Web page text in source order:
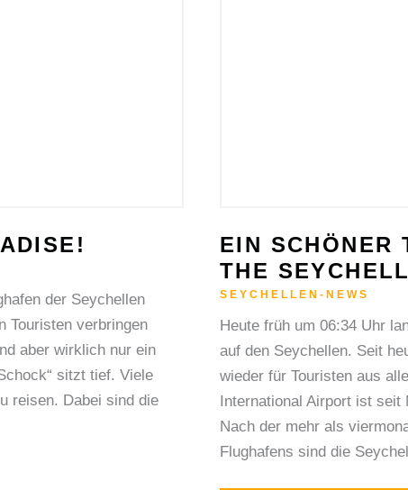
der Seychellen
Touristen verbringen
aber wirklich nur ein
sitzt tief. Viele
reisen. Dabei sind die
EIN SCHÖNER
THE
SEYCHELLEN-NEWS
Heute früh um 06:34 Uhr
auf den Seychellen. Seit
wieder für Touristen aus
International Airport ist
Nach der mehr als
Flughafens sind die